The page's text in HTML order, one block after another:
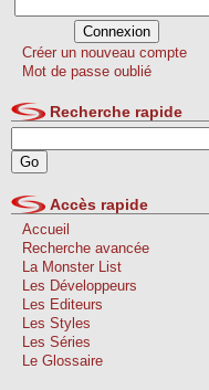
Créer un nouveau compte
Mot de passe oublié
Recherche rapide
Accès rapide
Accueil
Recherche avancée
La Monster List
Les Développeurs
Les Editeurs
Les Styles
Les Séries
Le Glossaire